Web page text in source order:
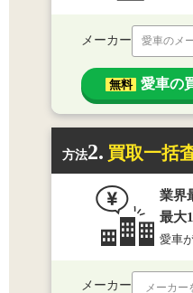
メーカー 愛車のメ
無料 愛車の
方法2. 買取一括
業界
最大
愛車
メーカー